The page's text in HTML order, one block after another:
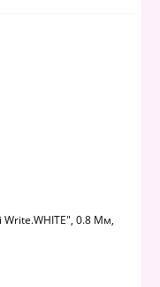
0.8 Мм,